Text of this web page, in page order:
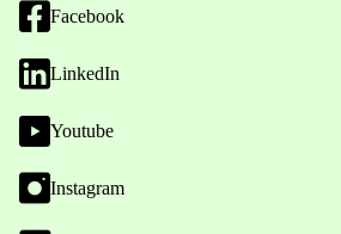
Facebook
LinkedIn
Youtube
Instagram